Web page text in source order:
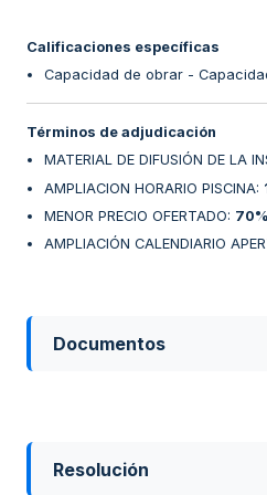
Calificaciones específicas
Capacidad de obrar -
Términos de adjudicación
MATERIAL DE DIFUSIÓN DE LA
AMPLIACION HORARIO PISCINA:
MENOR PRECIO OFERTADO: 70%
AMPLIACIÓN CALENDIARIO
Documentos
Resolución